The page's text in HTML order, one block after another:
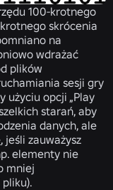
100-krotnego
skrócenia
na
wdrażać
plików
sesji gry
użyciu opcji „Play
starań, aby
danych, ale
, jeśli zauważysz
elementy nie
mniej